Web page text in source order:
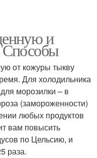
и
Способы
от кожуры тыкву
Для холодильника
морозилки – в
(замороженности)
любых продуктов
вам повысить
по Цельсию, и
раза.